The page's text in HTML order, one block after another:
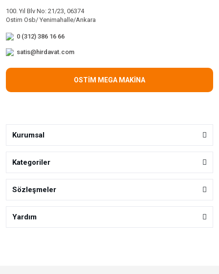
100. Yıl Blv No: 21/23, 06374
Ostim Osb/ Yenimahalle/Ankara
0 (312) 386 16 66
satis@hirdavat.com
OSTİM MEGA MAKİNA
Kurumsal
Kategoriler
Sözleşmeler
Yardım